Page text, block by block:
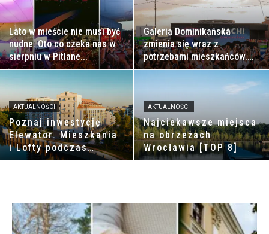
Lato w mieście nie musi być
nudne. Oto co czeka nas w
sierpniu w Pitlane...
Galeria Dominikańska
zmienia się wraz z
potrzebami mieszkańców.
Moda, gastronomia i
miejska przestrzeń spotkań
AKTUALNOŚCI
Poznaj inwestycję
Elewator. Mieszkania
i Lofty podczas
eventu w Marinie
AKTUALNOŚCI
Najciekawsze miejsca
na obrzeżach
Wrocławia [TOP 8]